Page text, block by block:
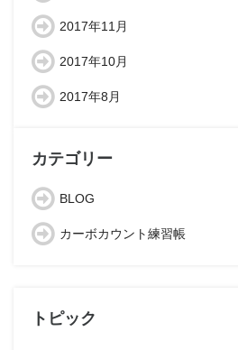
2017年11月
2017年10月
2017年8月
カテゴリー
BLOG
カーボカウント練習帳
トピック